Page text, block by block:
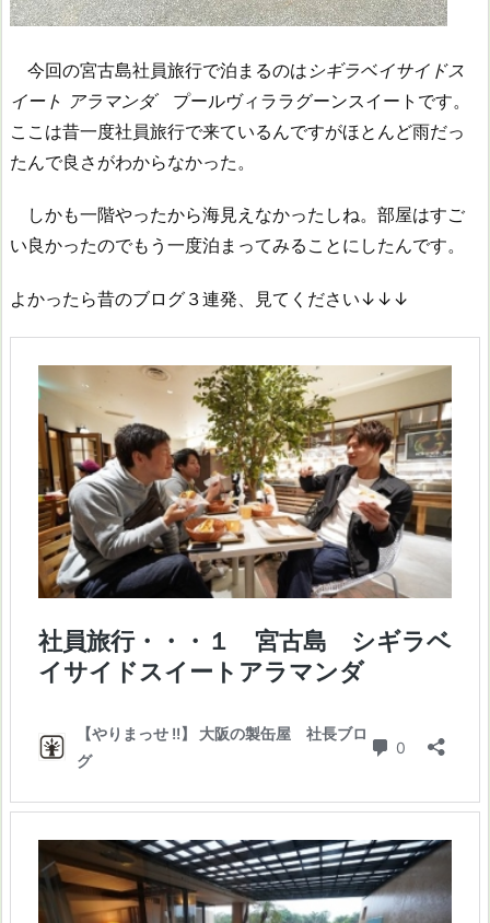
今回の宮古島社員旅行で泊まるのは シギラベイサイドス
イート アラマンダ プールヴィララグーンスイートです。
ここは昔一度社員旅行で来ているんですがほとんど雨だっ
たんで良さがわからなかった。
しかも一階やったから海見えなかったしね。部屋はすご
い良かったのでもう一度泊まってみることにしたんです。
よかったら昔のブログ３連発、見てください↓↓↓